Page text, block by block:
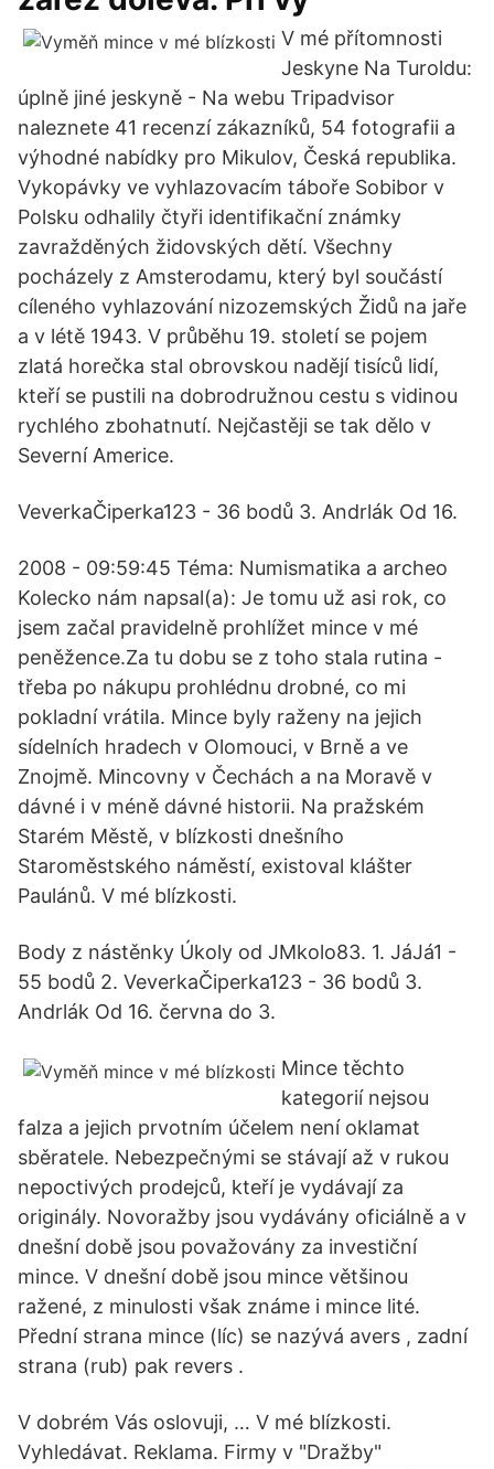
V mé přítomnosti
Jeskyne Na Turoldu:
úplně jiné jeskyně - Na webu Tripadvisor
naleznete 41 recenzí zákazníků, 54 fotografii a
výhodné nabídky pro Mikulov, Česká republika.
Vykopávky ve vyhlazovacím táboře Sobibor v
Polsku odhalily čtyři identifikační známky
zavražděných židovských dětí. Všechny
pocházely z Amsterodamu, který byl součástí
cíleného vyhlazování nizozemských Židů na jaře
a v létě 1943. V průběhu 19. století se pojem
zlatá horečka stal obrovskou nadějí tisíců lidí,
kteří se pustili na dobrodružnou cestu s vidinou
rychlého zbohatnutí. Nejčastěji se tak dělo v
Severní Americe.
VeverkaČiperka123 - 36 bodů 3. Andrlák Od 16.
2008 - 09:59:45 Téma: Numismatika a archeo
Kolecko nám napsal(a): Je tomu už asi rok, co
jsem začal pravidelně prohlížet mince v mé
peněžence.Za tu dobu se z toho stala rutina -
třeba po nákupu prohlédnu drobné, co mi
pokladní vrátila. Mince byly raženy na jejich
sídelních hradech v Olomouci, v Brně a ve
Znojmě. Mincovny v Čechách a na Moravě v
dávné i v méně dávné historii. Na pražském
Starém Městě, v blízkosti dnešního
Staroměstského náměstí, existoval klášter
Paulánů. V mé blízkosti.
Body z nástěnky Úkoly od JMkolo83. 1. JáJá1 -
55 bodů 2. VeverkaČiperka123 - 36 bodů 3.
Andrlák Od 16. června do 3.
Mince těchto
kategorií nejsou
falza a jejich prvotním účelem není oklamat
sběratele. Nebezpečnými se stávají až v rukou
nepoctivých prodejců, kteří je vydávají za
originály. Novoražby jsou vydávány oficiálně a v
dnešní době jsou považovány za investiční
mince. V dnešní době jsou mince většinou
ražené, z minulosti však známe i mince lité.
Přední strana mince (líc) se nazývá avers , zadní
strana (rub) pak revers .
V dobrém Vás oslovuji, … V mé blízkosti.
Vyhledávat. Reklama. Firmy v "Dražby"